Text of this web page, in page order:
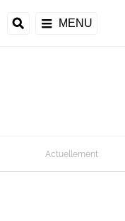
MENU
Actuellement